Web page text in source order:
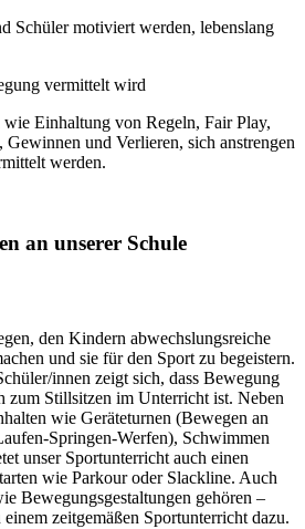
Schüler motiviert werden, lebenslang
vermittelt wird
wie Einhaltung von Regeln, Fair Play,
und Verlieren, sich anstrengen
werden.
an unserer Schule
den Kindern abwechslungsreiche
und sie für den Sport zu begeistern.
innen zeigt sich, dass Bewegung
zum Stillsitzen im Unterricht ist. Neben
wie Geräteturnen (Bewegen an
Springen-Werfen), Schwimmen
unser Sportunterricht auch einen
wie Parkour oder Slackline. Auch
Bewegungsgestaltungen gehören –
zeitgemäßen Sportunterricht dazu.